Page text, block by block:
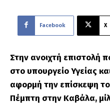
Facebook X
Στην ανοιχτή επιστολή
στο υπουργείο Υγείας
αφορμή την επίσκεψη
Πέμπτη στην Καβάλα,